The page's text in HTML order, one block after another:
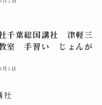
千葉総国講社 津軽三
室 手習い じょんが
1日
社